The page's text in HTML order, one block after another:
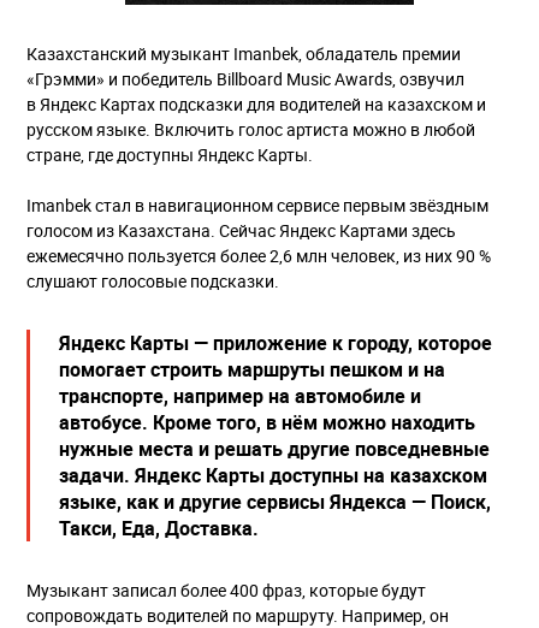
Казахстанский музыкант Imanbek, обладатель премии
«Грэмми» и победитель Billboard Music Awards, озвучил
в Яндекс Картах подсказки для водителей на казахском и
русском языке. Включить голос артиста можно в любой
стране, где доступны Яндекс Карты.
Imanbek стал в навигационном сервисе первым звёздным
голосом из Казахстана. Сейчас Яндекс Картами здесь
ежемесячно пользуется более 2,6 млн человек, из них 90 %
слушают голосовые подсказки.
Яндекс Карты — приложение к городу, которое
помогает строить маршруты пешком и на
транспорте, например на автомобиле и
автобусе. Кроме того, в нём можно находить
нужные места и решать другие повседневные
задачи. Яндекс Карты доступны на казахском
языке, как и другие сервисы Яндекса — Поиск,
Такси, Еда, Доставка.
Музыкант записал более 400 фраз, которые будут
сопровождать водителей по маршруту. Например, он